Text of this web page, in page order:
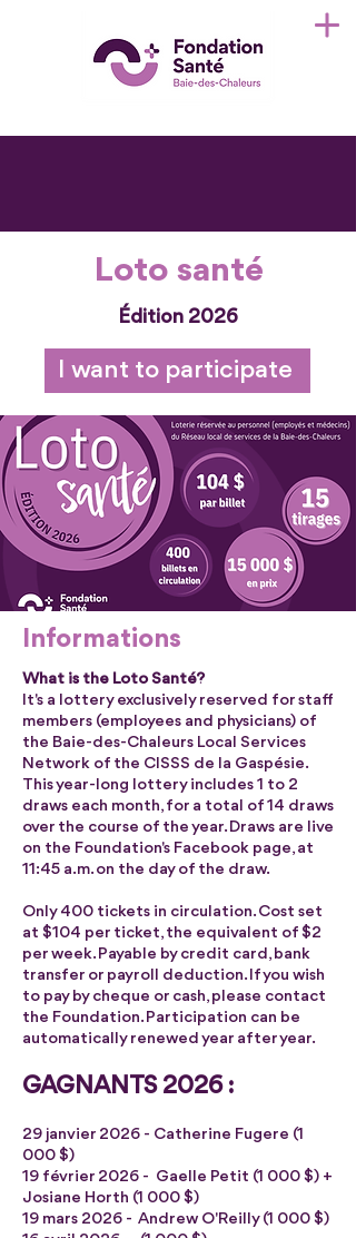
Loto santé
Édition 2026
I want to participate
Informations
What is the Loto Santé?
It's a lottery exclusively reserved for staff
members (employees and physicians) of
the Baie-des-Chaleurs Local Services
Network of the CISSS de la Gaspésie.
This year-long lottery includes 1 to 2
draws each month, for a total of 14 draws
over the course of the year. Draws are live
on the Foundation's Facebook page, at
11:45 a.m. on the day of the draw.
Only 400 tickets in circulation. Cost set
at $104 per ticket, the equivalent of $2
per week. Payable by credit card, bank
transfer or payroll deduction. If you wish
to pay by cheque or cash, please contact
the Foundation. Participation can be
automatically renewed year after year.
GAGNANTS 2026 :
29 janvier 2026 - Catherine Fugere (1
000 $)
19 février 2026 - Gaelle Petit (1 000 $) +
Josiane Horth (1 000 $)
19 mars 2026 - Andrew O'Reilly (1 000 $)